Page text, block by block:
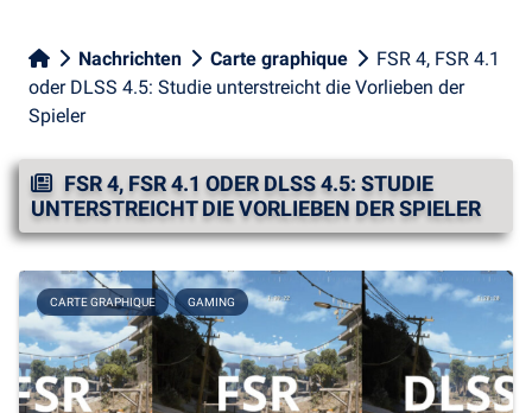
Nachrichten Carte graphique
FSR 4, FSR 4.1
oder DLSS 4.5: Studie unterstreicht die Vorlieben der
Spieler
FSR 4, FSR 4.1 ODER DLSS 4.5: STUDIE
UNTERSTREICHT DIE VORLIEBEN DER SPIELER
CARTE GRAPHIQUE GAMING